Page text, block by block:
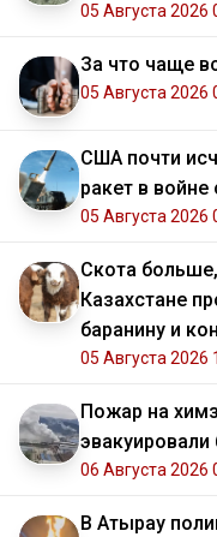
05 Августа 2026
За что чаще
05 Августа 2026
США почти
ракет в
05 Августа 2026
Скота
Казахстане
баранину и
05 Августа 2026
Пожар на
эвакуировали
06 Августа 2026
В Атырау